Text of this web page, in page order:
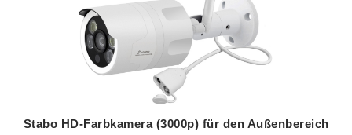
Stabo HD-Farbkamera (3000p) für den Außenbereich